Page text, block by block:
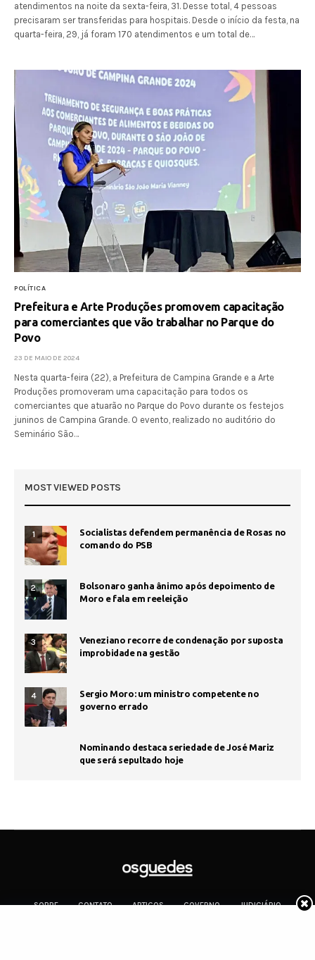
atendimentos na noite da sexta-feira, 31. Desse total, 4 pessoas
precisaram ser transferidas para hospitais. Desde o início da festa, na
quarta-feira, 29, já foram 170 atendimentos e um total de…
POLÍTICA
Prefeitura e Arte Produções promovem capacitação
para comerciantes que vão trabalhar no Parque do
Povo
23 DE MAIO DE 2024
Nesta quarta-feira (22), a Prefeitura de Campina Grande e a Arte
Produções promoveram uma capacitação para todos os
comerciantes que atuarão no Parque do Povo durante os festejos
juninos de Campina Grande. O evento, realizado no auditório do
Seminário São…
MOST VIEWED POSTS
1
Socialistas defendem permanência de Rosas no
comando do PSB
2
Bolsonaro ganha ânimo após depoimento de
Moro e fala em reeleição
3
Veneziano recorre de condenação por suposta
improbidade na gestão
4
Sergio Moro: um ministro competente no
governo errado
Nominando destaca seriedade de José Mariz
que será sepultado hoje
SOBRE CONTATO ARTIGOS GOVERNO
JUDICIÁRIO